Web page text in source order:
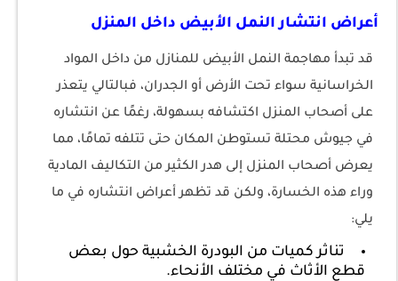
أعراض انتشار النمل الأبيض داخل المنزل
قد تبدأ مهاجمة النمل الأبيض للمنازل من داخل المواد
الخراسانية سواء تحت الأرض أو الجدران، فبالتالي يتعذر
على أصحاب المنزل اكتشافه بسهولة، رغمًا عن انتشاره
في جيوش محتلة تستوطن المكان حتى تتلفه تمامًا، مما
يعرض أصحاب المنزل إلى هدر الكثير من التكاليف المادية
وراء هذه الخسارة، ولكن قد تظهر أعراض انتشاره في ما
يلي:
تناثر كميات من البودرة الخشبية حول بعض
قطع الأثاث في مختلف الأنحاء.